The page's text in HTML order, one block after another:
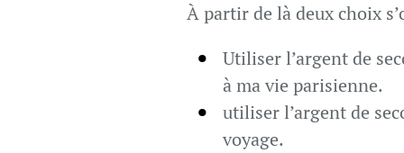
À partir de là deux choix
Utiliser l’argent de
à ma vie parisienne.
utiliser l’argent de
voyage.